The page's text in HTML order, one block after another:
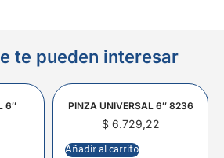
te pueden interesar
6″
PINZA UNIVERSAL 6″ 8236
$6.729,22
Añadir al carrito